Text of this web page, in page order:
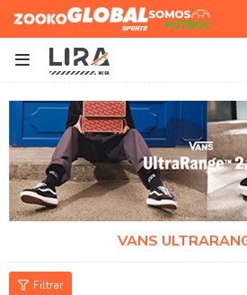
Zooko Global Sports
Somos
Futbol

VANS